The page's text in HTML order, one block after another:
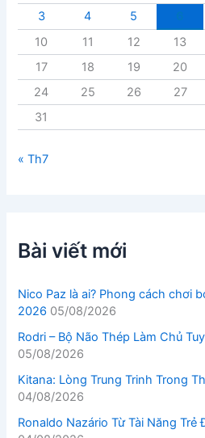
3
4 5
10
11 12 13
17
18 19 20
24
25 26 27
31
« Th7
Bài viết mới
Nico Paz là ai? Phong cách chơi
2026 05/08/2026
Rodri – Bộ Não Thép Làm Chủ
05/08/2026
Kitana: Lòng Trung Trinh Trong
04/08/2026
Ronaldo Nazário Từ Tài Năng Trẻ